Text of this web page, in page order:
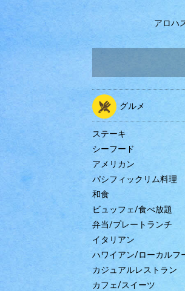
アロハ
グルメ
ステーキ
シーフード
アメリカン
パシフィックリム料理
和食
ビュッフェ/食べ放題
弁当/プレートランチ
イタリアン
ハワイアン/ローカルフ
カジュアルレストラン
カフェ/スイーツ